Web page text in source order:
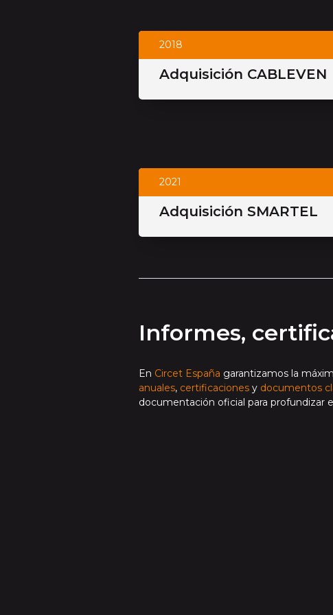
2018
Adquisición CABLEVEN
2021
Adquisición SMARTEL
Informes,
En Circet España garantizamos la
anuales, certificaciones y documentos
documentación oficial para profundizar